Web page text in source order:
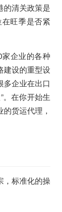
的清关政策是
旺季是否紧
企业的各种
建设的重型设
多企业在出口
。在你开始生
货运代理，
，标准化的操